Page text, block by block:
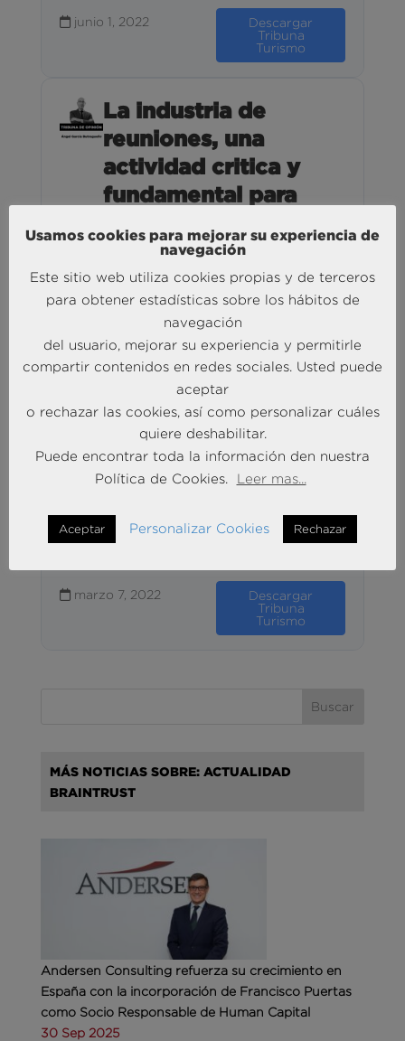
junio 1, 2022
Descargar
Tribuna
Turismo
La industria de
reuniones, una
actividad critica y
fundamental para
económico y
turístico.
10.21 MB 43 Descargas
abril 29, 2022
Descargar
Un Business Travel
mas consciente y
10.21 MB 41 Descargas
marzo 7, 2022
Descargar
Tribuna
Turismo
MÁS NOTICIAS SOBRE: ACTUALIDAD
BRAINTRUST
Andersen Consulting refuerza su crecimiento en
España con la incorporación de Francisco Puertas
como Socio Responsable de Human Capital
30 Sep 2025
Usamos cookies para mejorar su experiencia de
navegación
Este sitio web utiliza cookies propias y de terceros
para obtener estadísticas sobre los hábitos de
navegación
del usuario, mejorar su experiencia y permitirle
compartir contenidos en redes sociales. Usted puede
aceptar
o rechazar las cookies, así como personalizar cuáles
quiere deshabilitar.
Puede encontrar toda la información den nuestra
Política de Cookies.
Leer mas...
Aceptar Personalizar Cookies Rechazar